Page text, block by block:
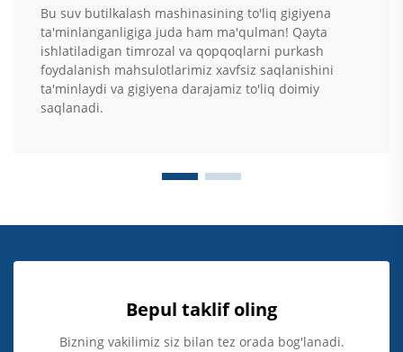
Bu suv butilkalash mashinasining to'liq gigiyena
ta'minlanganligiga juda ham ma'qulman! Qayta
ishlatiladigan timrozal va qopqoqlarni purkash
foydalanish mahsulotlarimiz xavfsiz saqlanishini
ta'minlaydi va gigiyena darajamiz to'liq doimiy
saqlanadi.
Bepul taklif oling
Bizning vakilimiz siz bilan tez orada bog'lanadi.